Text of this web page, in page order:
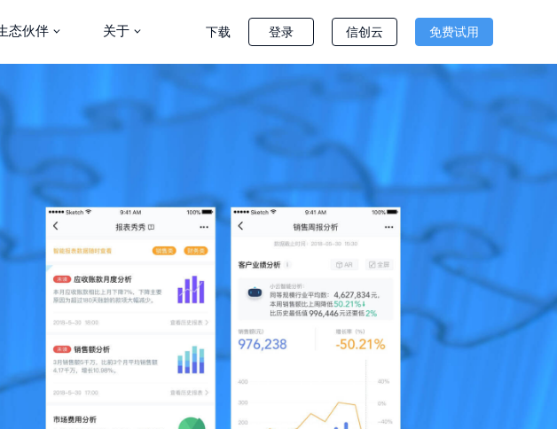
态伙伴 关于 下载 登录 信创云 免费试用